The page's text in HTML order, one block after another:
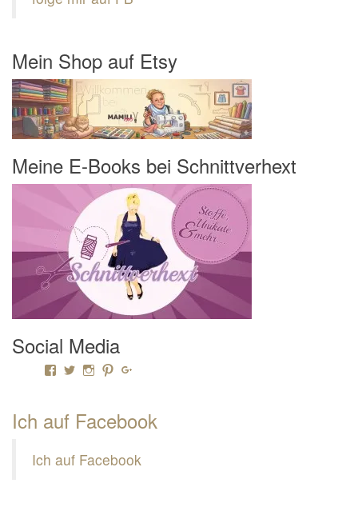
Mein Shop auf Etsy
Meine E-Books bei Schnittverhext
Social Media
Profil von Mamili1910 auf Facebook anzeigen
Profil von Mamili1910 auf Twitter anzeigen
Profil von Mamili1910 auf Instagram anzeigen
Profil von Mamili1910 auf Pinterest anzeigen
Ich auf Facebook
Ich auf Facebook